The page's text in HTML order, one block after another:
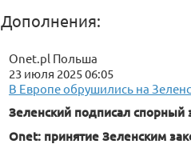
Дополнения:
Onet.pl Польша
23 июля 2025 06:05
В Европе обрушились на
Зеленский подписал спорный
Onet: принятие Зеленским